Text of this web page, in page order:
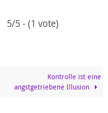
5/5 - (1 vote)
Kontrolle ist eine
angstgetriebene Illusion